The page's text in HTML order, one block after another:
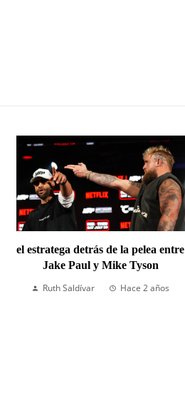
el estratega detrás de la pelea entre
Jake Paul y Mike Tyson
Ruth Saldívar
Hace 2 años